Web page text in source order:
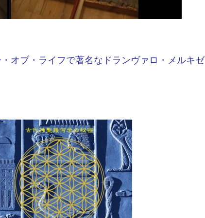
オブ・ライフで著名なドランヴァロ・メルキゼ